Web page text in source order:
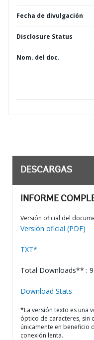
Fecha de divulgación
Disclosure Status
Nom. del doc.
DESCARGAS
INFORME
Versión oficial del
Versión oficial (PDF)
TXT*
Total Downloads** :
Download Stats
*La versión texto es una
óptico de caracteres, sin
únicamente en beneficio
conexión lenta.